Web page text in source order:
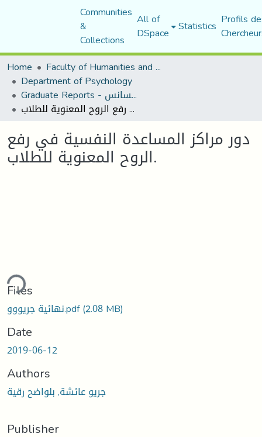
Communities
&
Collections
All of
DSpace Statistics Profils
Home
Faculty of Humanities and Social Sciences
Department of Psychology
Graduate Reports - تقارير الليسانس
دور مراكز المساعدة النفسية في رفع الروح المعنوية للطلاب.
دور مراكز المساعدة النفسية في رفع
الروح المعنوية للطلاب.
Files
نهائية جريووو.pdf(2.08 MB)
Date
2019-06-12
Authors
جريو عائشة, بلواضح رقية
Publisher